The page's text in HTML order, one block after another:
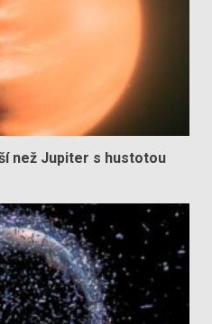
než Jupiter s hustotou